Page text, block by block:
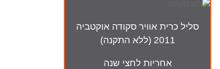
סליל כרית אוויר סקודה אוקטביה
2011 (ללא התקנה)
אחריות לחצי שנה